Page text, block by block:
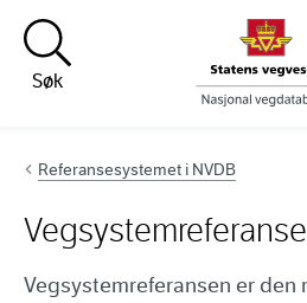
Hopp til innhold
Søk
Referansesystemet i NVDB
Vegsystemreferansen er den